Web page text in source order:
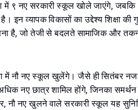
९ नए सरकारी स्कूल खोले जाएंगे, जबकि
इन व्यापक विकासों का उद्देश्य शिक्षा की
है, जो तेजी से बदलते सामाजिक और
में नौ नए स्कूल खुलेंगे। जैसे ही सितंबर
नए छात्र शामिल होंगे, जिनका
नौ नए खुलने वाले सरकारी स्कूल यह